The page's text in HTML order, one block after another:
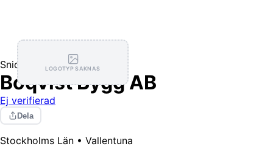
LOGOTYP SAKNAS
Snickare
Boqvist Bygg AB
Ej verifierad
Dela
Stockholms Län • Vallentuna